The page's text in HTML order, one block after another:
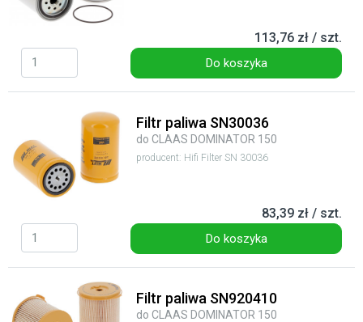
113,76 zł / szt.
Do koszyka
Filtr paliwa SN30036
do CLAAS DOMINATOR 150
producent: Hifi Filter SN 30036
83,39 zł / szt.
Do koszyka
Filtr paliwa SN920410
do CLAAS DOMINATOR 150